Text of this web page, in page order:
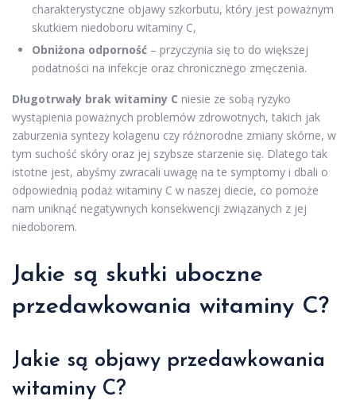
charakterystyczne objawy szkorbutu, który jest poważnym
skutkiem niedoboru witaminy C,
Obniżona odporność – przyczynia się to do większej
podatności na infekcje oraz chronicznego zmęczenia.
Długotrwały brak witaminy C niesie ze sobą ryzyko
wystąpienia poważnych problemów zdrowotnych, takich jak
zaburzenia syntezy kolagenu czy różnorodne zmiany skórne, w
tym suchość skóry oraz jej szybsze starzenie się. Dlatego tak
istotne jest, abyśmy zwracali uwagę na te symptomy i dbali o
odpowiednią podaż witaminy C w naszej diecie, co pomoże
nam uniknąć negatywnych konsekwencji związanych z jej
niedoborem.
Jakie są skutki uboczne
przedawkowania witaminy C?
Jakie są objawy przedawkowania
witaminy C?